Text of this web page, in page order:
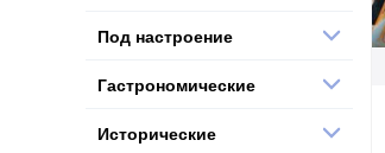
Под настроение
Гастрономические
Исторические